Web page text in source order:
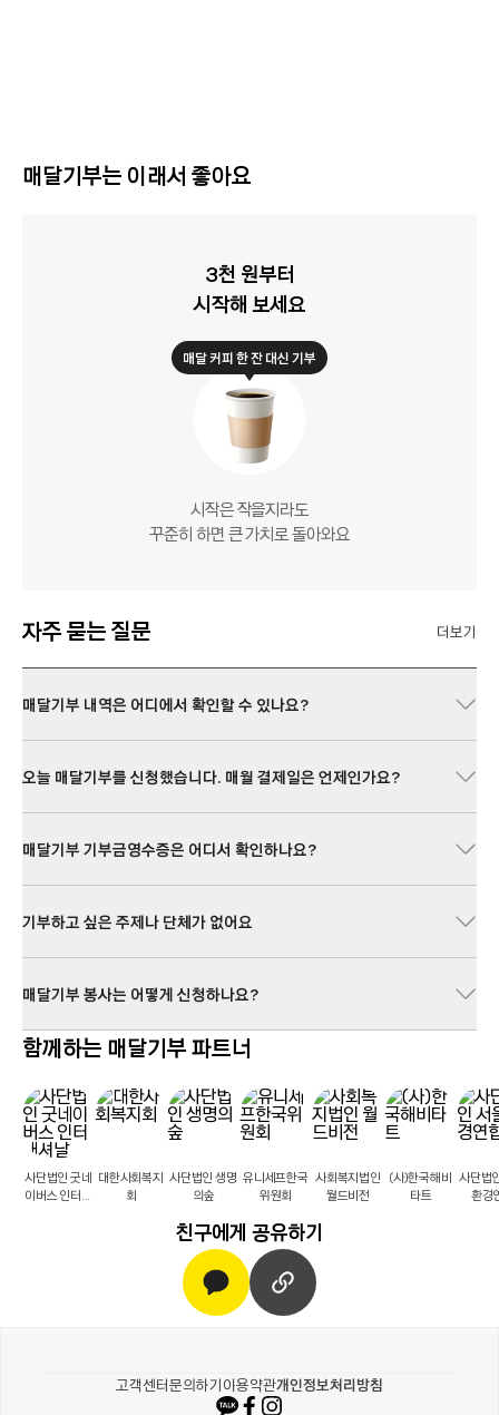
매달기부는 이래서 좋아요
3천 원부터
시작해 보세요
매달 커피 한 잔 대신 기부
시작은 작을지라도
꾸준히 하면 큰 가치로 돌아와요
자주 묻는 질문 더보기
매달기부 내역은 어디에서 확인할 수 있나요?
오늘 매달기부를 신청했습니다. 매월 결제일은 언제인가요?
매달기부 기부금영수증은 어디서 확인하나요?
기부하고 싶은 주제나 단체가 없어요
매달기부 봉사는 어떻게 신청하나요?
함께하는 매달기부 파트너
사단법인 굿네
이버스 인터내
대한사회복지
회
사단법인 생명
의숲
유니세프한국
위원회
사회복지법인
월드비전
(사)한국해비
타트
사단법
환경
친구에게 공유하기
카카오같이가치
고객센터문의하기이용약관개인정보처리방침